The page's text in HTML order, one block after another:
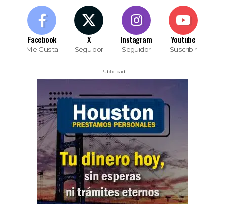
Facebook
Me Gusta
X
Seguidor
Instagram
Seguidor
Youtube
Suscribir
- Publicidad -